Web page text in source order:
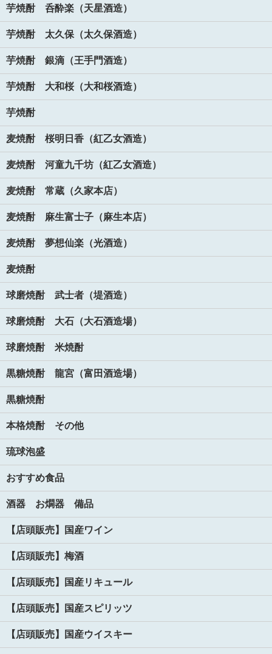
芋焼酎 呑酔楽（天星酒造）
芋焼酎 太久保（太久保酒造）
芋焼酎 銀滴（王手門酒造）
芋焼酎 大和桜（大和桜酒造）
芋焼酎
麦焼酎 桜明日香（紅乙女酒造）
麦焼酎 河童九千坊（紅乙女酒造）
麦焼酎 常蔵（久家本店）
麦焼酎 麻生富士子（麻生本店）
麦焼酎 夢想仙楽（光酒造）
麦焼酎
球磨焼酎 武士者（堤酒造）
球磨焼酎 大石（大石酒造場）
球磨焼酎 米焼酎
黒糖焼酎 龍宮（富田酒造場）
黒糖焼酎
本格焼酎 その他
琉球泡盛
おすすめ食品
酒器 お燗器 備品
【店頭販売】国産ワイン
【店頭販売】梅酒
【店頭販売】国産リキュール
【店頭販売】国産スピリッツ
【店頭販売】国産ウイスキー